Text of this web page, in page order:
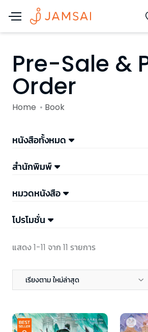
Pre-Sale &
Order
Home Book
หนังสือทั้งหมด
สำนักพิมพ์
หมวดหนังสือ
โปรโมชั่น
แสดง 1-11 จาก 11 รายการ
เรียงตาม ใหม่ล่าสุด